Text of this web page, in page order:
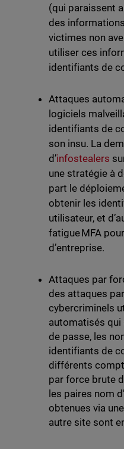
(qui paraissent
des
victimes non
utiliser ces
identifiants de
Attaques
logiciels
identifiants de
son insu. La
d’infostealers
une stratégie à
part le
obtenir les
utilisateur, et
fatigue MFA
d’entreprise.
Attaques par
des attaques
cybercriminels
automatisés qui
de passe, les
identifiants de
différents
par force brute
les paires nom
obtenues via
autre site sont